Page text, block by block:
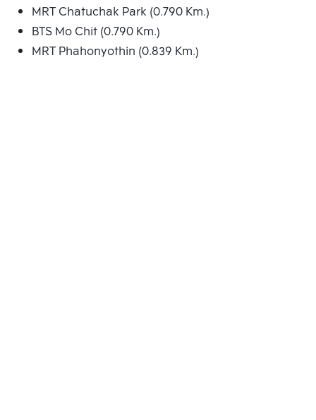
MRT Chatuchak Park (0.790 Km.)
BTS Mo Chit (0.790 Km.)
MRT Phahonyothin (0.839 Km.)